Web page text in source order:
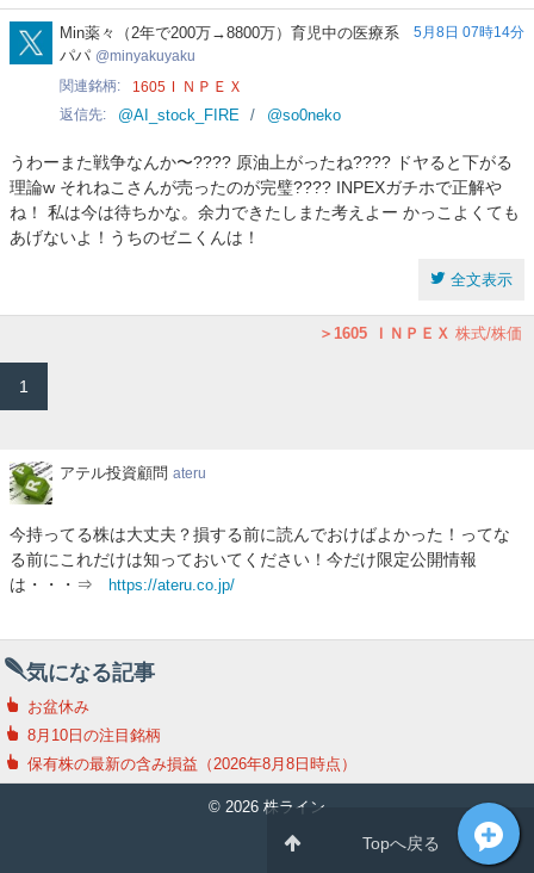
minyakuyaku
Min薬々（2年で200万→8800万）育児中の医療系
パパ
minyakuyaku
5月8日 07時14分
関連銘柄 1605 ＩＮＰＥＸ
返信先 @AI_stock_FIRE @so0neko
うわーまた戦争なんか〜???? 原油上がったね???? ドヤると下がる
理論w それねこさんが売ったのが完璧???? INPEXガチホで正解や
ね！ 私は今は待ちかな。余力できたしまた考えよー かっこよくても
あげないよ！うちのゼニくんは！
全文表示
1605 ＩＮＰＥＸ 株式/株価
1
ア
投
資
顧
アテル投資顧問 ateru
今持ってる株は大丈夫？損する前に読んでおけばよかった！ってな
る前にこれだけは知っておいてください！今だけ限定公開情報
は・・・⇒
https://ateru.co.jp/
気になる記事
お盆休み
8月10日の注目銘柄
保有株の最新の含み損益（2026年8月8日時点）
Topへ戻る
© 2026 株ライン